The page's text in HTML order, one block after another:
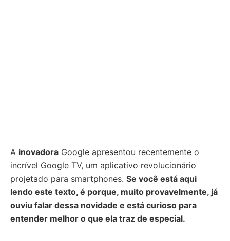
A inovadora Google apresentou recentemente o
incrível Google TV, um aplicativo revolucionário
projetado para smartphones. Se você está aqui
lendo este texto, é porque, muito provavelmente, já
ouviu falar dessa novidade e está curioso para
entender melhor o que ela traz de especial.